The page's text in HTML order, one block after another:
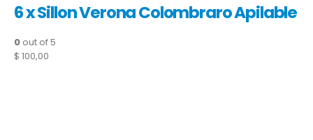
6 x Sillon Verona Colombraro Apilable
0 out of 5
$ 100,00